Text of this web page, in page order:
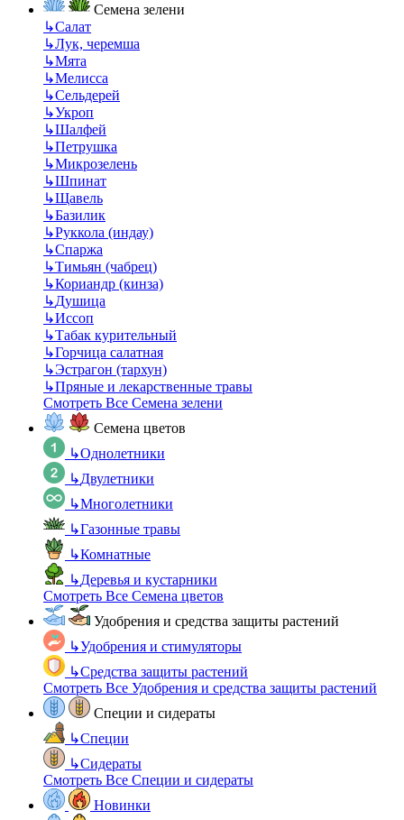
Семена зелени
↳Салат
↳Лук, черемша
↳Мята
↳Мелисса
↳Сельдерей
↳Укроп
↳Шалфей
↳Петрушка
↳Микрозелень
↳Шпинат
↳Щавель
↳Базилик
↳Руккола (индау)
↳Спаржа
↳Тимьян (чабрец)
↳Кориандр (кинза)
↳Душица
↳Иссоп
↳Табак курительный
↳Горчица салатная
↳Эстрагон (тархун)
↳Пряные и лекарственные травы
Смотреть Все Семена зелени
Семена цветов
↳Однолетники
↳Двулетники
↳Многолетники
↳Газонные травы
↳Комнатные
↳Деревья и кустарники
Смотреть Все Семена цветов
Удобрения и средства защиты растений
↳Удобрения и стимуляторы
↳Средства защиты растений
Смотреть Все Удобрения и средства защиты растений
Специи и сидераты
↳Специи
↳Сидераты
Смотреть Все Специи и сидераты
Новинки